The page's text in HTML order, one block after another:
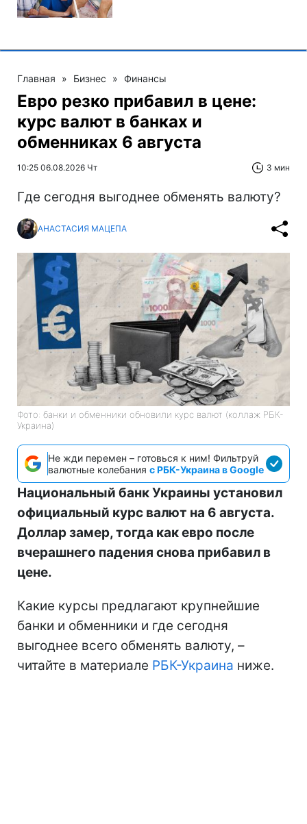
Главная » Бизнес » Финансы
Евро резко прибавил в цене:
курс валют в банках и
обменниках 6 августа
10:25 06.08.2026 Чт 3 мин
Где сегодня выгоднее обменять валюту?
АНАСТАСИЯ МАЦЕПА
Фото: банки и обменники обновили курс валют (коллаж РБК-
Украина)
Не жди перемен – готовься к ним! Фильтруй
валютные колебания с РБК-Украина в Google
Национальный банк Украины установил
официальный курс валют на 6 августа.
Доллар замер, тогда как евро после
вчерашнего падения снова прибавил в
цене.
Какие курсы предлагают крупнейшие
банки и обменники и где сегодня
выгоднее всего обменять валюту, –
читайте в материале РБК-Украина ниже.